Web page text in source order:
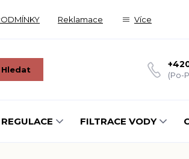
Reklamace Více
Hledat
(Po-
FILTRACE VODY